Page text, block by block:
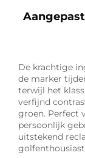
De krachtige
de marker
terwijl het
verfijnd
groen. Perfect
persoonlijk
uitstekend